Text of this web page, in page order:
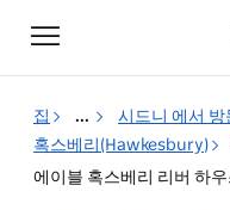
Toggle
navigation
집 ... 시드니 에서 방
혹스베리(Hawkesbury)